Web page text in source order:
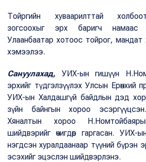
Тойргийн хуваарилттай
зогсоохыг эрх баригч намаас
Улаанбаатар хотоос тойрог, мандат
хэмээлээ.
Сануулахад, УИХ-ын гишүүн
эрхийг түдгэлзүүлэх Улсын Ерөнхий
УИХ-ын Халдашгүй байдлын дэд
зүйн байнгын хороо
Хяналтын хороо
шийдвэрийг өчигдөр гаргасан. УИХ-ын
нэгдсэн хуралдаанаар түүний бүрэн
эсэхийг эцэслэн шийдвэрлэнэ.